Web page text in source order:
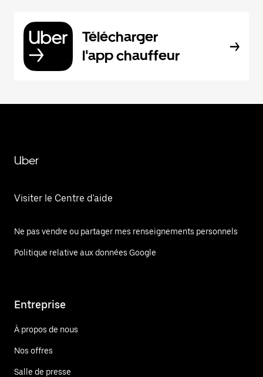
Télécharger
l'app chauffeur
Uber
Visiter le Centre d'aide
Ne pas vendre ou partager mes renseignements personnels
Politique relative aux données Google
Entreprise
À propos de nous
Nos offres
Salle de presse